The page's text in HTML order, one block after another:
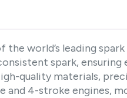
the world’s leading
spark,
quality materials,
and 4-stroke engines,